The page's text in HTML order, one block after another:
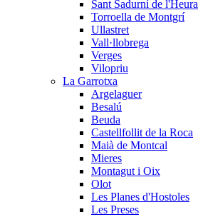
Sant Sadurní de l'Heura
Torroella de Montgrí
Ullastret
Vall·llobrega
Verges
Vilopriu
La Garrotxa
Argelaguer
Besalú
Beuda
Castellfollit de la Roca
Maià de Montcal
Mieres
Montagut i Oix
Olot
Les Planes d'Hostoles
Les Preses